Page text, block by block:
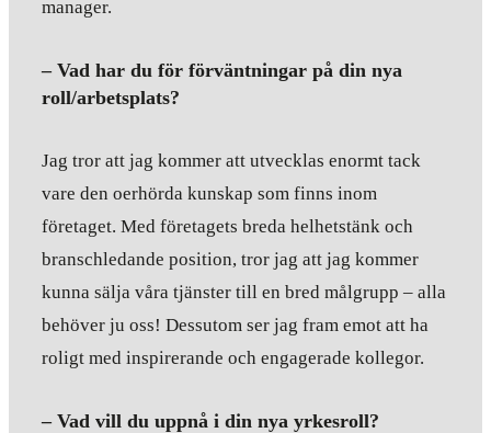
manager.
– Vad har du för förväntningar på din nya
roll/arbetsplats?
Jag tror att jag kommer att utvecklas enormt tack
vare den oerhörda kunskap som finns inom
företaget. Med företagets breda helhetstänk och
branschledande position, tror jag att jag kommer
kunna sälja våra tjänster till en bred målgrupp – alla
behöver ju oss! Dessutom ser jag fram emot att ha
roligt med inspirerande och engagerade kollegor.
– Vad vill du uppnå i din nya yrkesroll?